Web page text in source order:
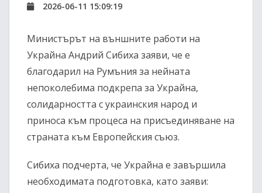
2026-06-11 15:09:19
Министърът на външните работи на
Украйна Андрий Сибиха заяви, че е
благодарил на Румъния за нейната
непоколебима подкрепа за Украйна,
солидарността с украинския народ и
приноса към процеса на присъединяване на
страната към Европейския съюз.
Сибиха подчерта, че Украйна е завършила
необходимата подготовка, като заяви: